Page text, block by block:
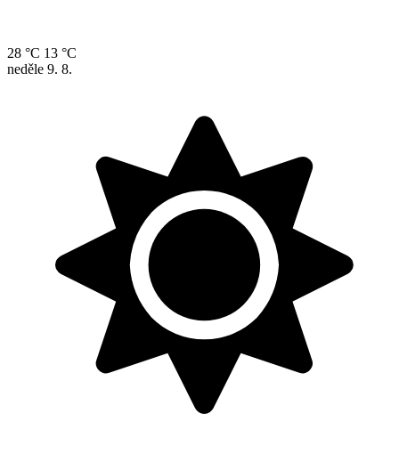
28 °C 13 °C
neděle 9. 8.